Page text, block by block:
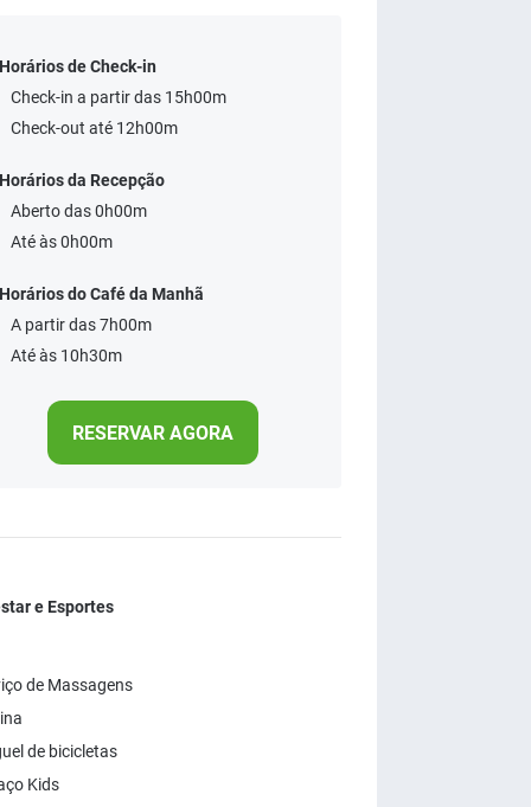
Horários de Check-in
Check-in a partir das 15h00m
Check-out até 12h00m
Horários da Recepção
Aberto das 0h00m
Até às 0h00m
Horários do Café da Manhã
A partir das 7h00m
Até às 10h30m
RESERVAR AGORA
e Esportes
de Massagens
de bicicletas
Kids